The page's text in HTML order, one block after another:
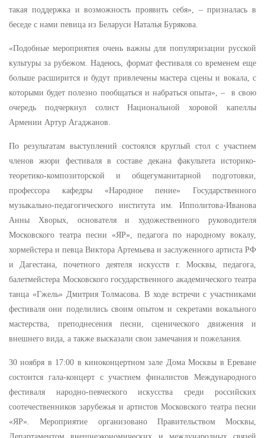
такая поддержка и возможность проявить себя», – призналась в
беседе с нами певица из Беларуси Наталья Бурякова.
«Подобные мероприятия очень важны для популяризации русской
культуры за рубежом. Надеюсь, формат фестиваля со временем еще
больше расширится и будут привлечены мастера сцены и вокала, с
которыми будет полезно пообщаться и набраться опыта», – в свою
очередь подчеркнул солист Национальной хоровой капеллы
Армении Артур Агаджанов.
По результатам выступлений состоялся круглый стол с участием
членов жюри фестиваля в составе декана факультета историко-
теоретико-композиторской и общегуманитарной подготовки,
профессора кафедры «Народное пение» Государственного
музыкально-педагогического института им. Ипполитова-Иванова
Анны Хворых, основателя и художественного руководителя
Московского театра песни «ЯР», педагога по народному вокалу,
хормейстера и певца Виктора Артемьева и заслуженного артиста РФ
и Дагестана, почетного деятеля искусств г. Москвы, педагога,
балетмейстера Московского государственного академического театра
танца «Гжель» Дмитрия Толмасова. В ходе встречи с участниками
фестиваля они поделились своим опытом и секретами вокального
мастерства, преподнесения песни, сценического движения и
внешнего вида, а также высказали свои замечания и пожелания.
30 ноября в 17:00 в киноконцертном зале Дома Москвы в Ереване
состоится гала-концерт с участием финалистов Международного
фестиваля народно-певческого искусства среди российских
соотечественников зарубежья и артистов Московского театра песни
«ЯР». Мероприятие организовано Правительством Москвы,